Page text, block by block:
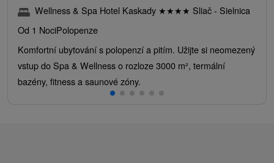
Wellness & Spa Hotel Kaskady ★★★★ Sliač - Sielnica
Od 1 NociPolopenze
Komfortní ubytování s polopenzí a pitím. Užijte si neomezený
vstup do Spa & Wellness o rozloze 3000 m², termální
bazény, fitness a saunové zóny.